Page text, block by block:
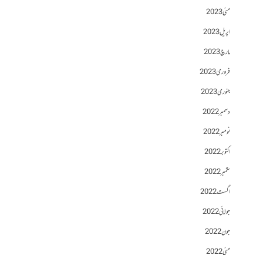
مئی 2023
اپریل 2023
مارچ 2023
فروری 2023
جنوری 2023
دسمبر 2022
نومبر 2022
اکتوبر 2022
ستمبر 2022
اگست 2022
جولائی 2022
جون 2022